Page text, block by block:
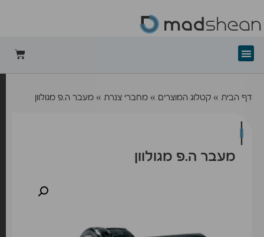
דף הבית » קטלוג המוצרים » מחברי צנרת » מעבר ה.פ מגולוון
מעבר ה.פ מגולוון